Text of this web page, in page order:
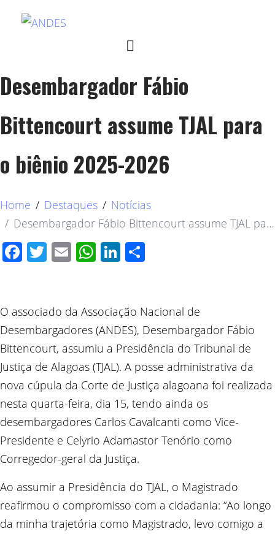
Desembargador Fábio
Bittencourt assume TJAL para
o biênio 2025-2026
Home Destaques
Notícias
Desembargador Fábio Bittencourt assume TJAL para o biênio 2025-2026
Facebook
Twitter
EmailWhatsApp
LinkedIn
O associado da Associação Nacional de
Desembargadores (ANDES), Desembargador Fábio
Bittencourt, assumiu a Presidência do Tribunal de
Justiça de Alagoas (TJAL). A posse administrativa da
nova cúpula da Corte de Justiça alagoana foi realizada
nesta quarta-feira, dia 15, tendo ainda os
desembargadores Carlos Cavalcanti como Vice-
Presidente e Celyrio Adamastor Tenório como
Corregedor-geral da Justiça.
Ao assumir a Presidência do TJAL, o Magistrado
reafirmou o compromisso com a cidadania: “Ao longo
da minha trajetória como Magistrado, levo comigo a